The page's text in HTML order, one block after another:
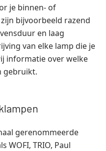
je binnen- of
bijvoorbeeld razend
en laag
van elke lamp die je
informatie over welke
gebruikt.
gerenommeerde
WOFI, TRIO, Paul